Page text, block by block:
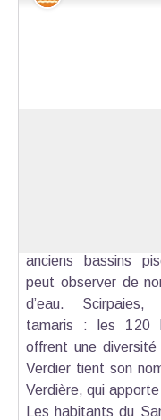
anciens bassins
peut observer de
d’eau. Scirpaies,
tamaris : les 120
offrent une
Verdier tient son
Verdière, qui apporte
Les habitants du